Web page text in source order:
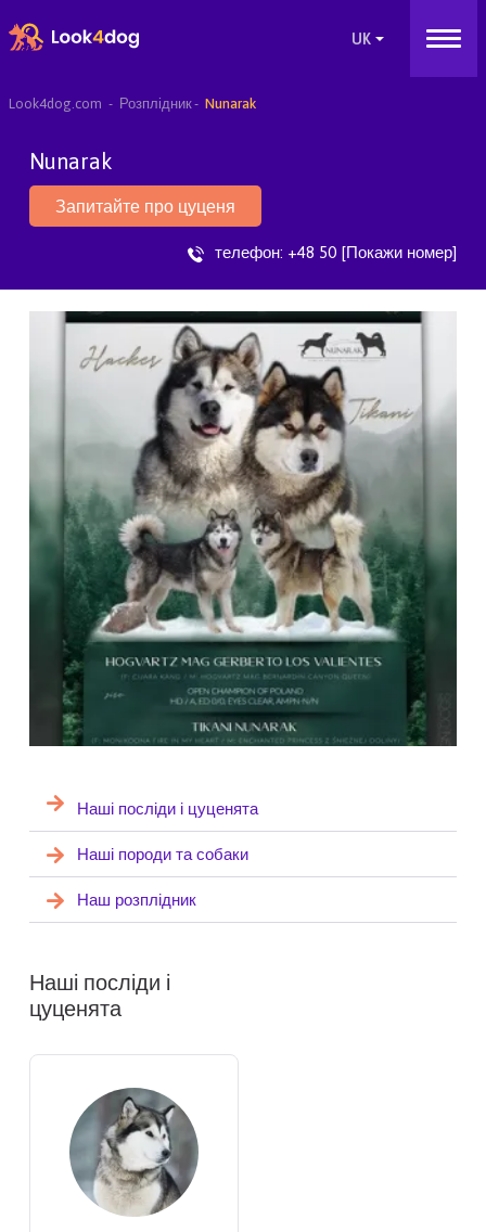
Look4dog.com Розплідник Nunarak
Nunarak
Запитайте про цуценя
телефон: +48 50 [Покажи номер]
Наші посліди і цуценята
Наші породи та собаки
Наш розплідник
Наші посліди і
цуценята